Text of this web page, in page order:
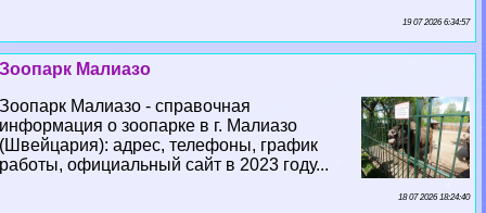
19 07 2026 6:34:57
Зоопарк Малиазо
Зоопарк Малиазо - справочная
информация о зоопарке в г. Малиазо
(Швейцария): адрес, телефоны, график
работы, официальный сайт в 2023 году...
18 07 2026 18:24:40